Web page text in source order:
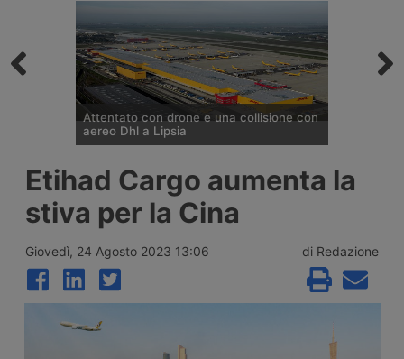
Attentato con drone e una collisione con
aereo Dhl a Lipsia
individuato la notte del 5 agosto nei pressi
di un aereo cargo Antonov ucraino
all’aeroporto di Lipsia/Halle. Un aereo Dhl
decollato subito dopo ha urtato un oggetto
ad Hannover. La polizia indaga per
sabotaggio.
Etihad Cargo aumenta la
stiva per la Cina
Giovedì, 24 Agosto 2023 13:06 di Redazione